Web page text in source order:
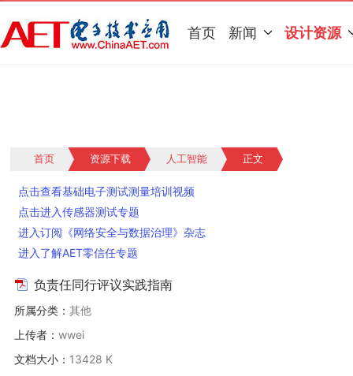
首页 新闻 设计资源
首页 资源下载 人工智能 正文
点击查看基础电子测试测量培训视频
点击进入传感器测试专题
进入订阅《网络安全与数据治理》杂志
进入了解AET零信任专题
负责任同行评议实践指南
所属分类：其他
上传者：wwei
文档大小： 13428 K